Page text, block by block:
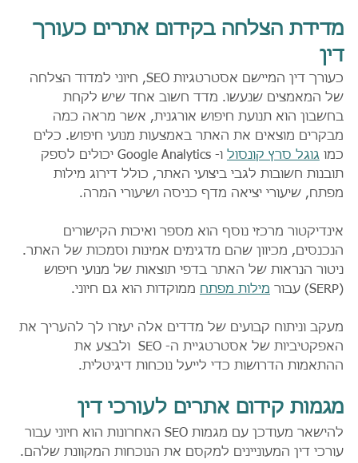
מדידת הצלחה בקידום אתרים כעורך
דין
כעורך דין המיישם אסטרטגיות SEO, חיוני למדוד הצלחה
של המאמצים שנעשו. מדד חשוב אחד שיש לקחת
בחשבון הוא תנועת חיפוש אורגנית, אשר מראה כמה
מבקרים מוצאים את האתר באמצעות מנועי חיפוש. כלים
כמו גוגל סרץ קונסול
ו- Google Analytics יכולים לספק
תובנות חשובות לגבי ביצועי האתר, כולל דירוג מילות
מפתח, שיעורי יציאה מדף כניסה ושיעורי המרה.
אינדיקטור מרכזי נוסף הוא מספר ואיכות הקישורים
הנכנסים, מכיוון שהם מדגימים אמינות וסמכות של האתר.
ניטור הנראות של האתר בדפי תוצאות של מנועי חיפוש
(SERP) עבור
מילות מפתח ממוקדות הוא גם חיוני.
מעקב וניתוח קבועים של מדדים אלה יעזרו לך להעריך את
האפקטיביות של אסטרטגיית ה- SEO  ולבצע את
ההתאמות הדרושות כדי לייעל נוכחות דיגיטלית.
מגמות קידום אתרים לעורכי דין
להישאר מעודכן עם מגמות SEO האחרונות הוא חיוני עבור
עורכי דין המעוניינים למקסם את הנוכחות המקוונת שלהם.